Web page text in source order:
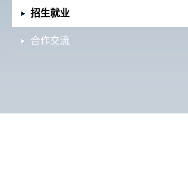
招生就业
合作交流